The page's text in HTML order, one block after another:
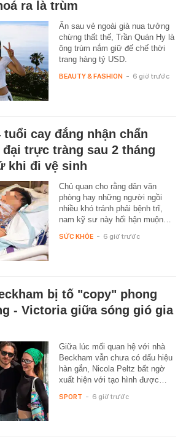
ra là trùm
Ẩn sau vẻ ngoài già nua tưởng
chừng thất thế, Trần Quán Hy là
ông trùm nắm giữ đế chế thời
trang hàng tỷ USD.
BEAUTY & FASHION - 6 giờ trước
tuổi cay đắng nhận chẩn
trực tràng sau 2 tháng
khi đi vệ sinh
Chủ quan cho rằng dân văn
phòng hay những người ngồi
nhiều khó tránh phải bệnh trĩ,
nam kỹ sư này hối hận muộn…
SỨC KHỎE - 6 giờ trước
bị tố "copy" phong
- Victoria giữa sóng gió gia
Giữa lúc mối quan hệ với nhà
Beckham vẫn chưa có dấu hiệu
hàn gắn, Nicola Peltz bất ngờ
xuất hiện với tạo hình được…
SPORT - 6 giờ trước